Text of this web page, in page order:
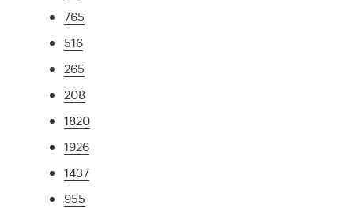
765
516
265
208
1820
1926
1437
955